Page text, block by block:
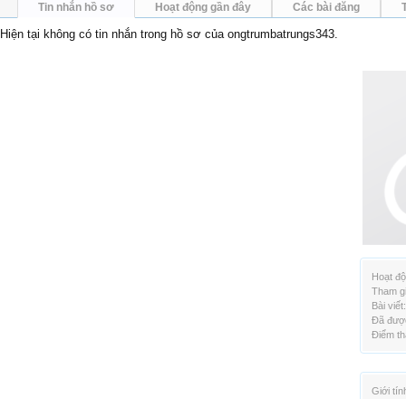
Hoạt
Tham
Bài viết:
Đã
Điểm
Giới
Tin nhắn hồ sơ Hoạt động gần đây Các bài đăng
Hiện tại không có tin nhắn trong hồ sơ của ongtrumbatrungs343.